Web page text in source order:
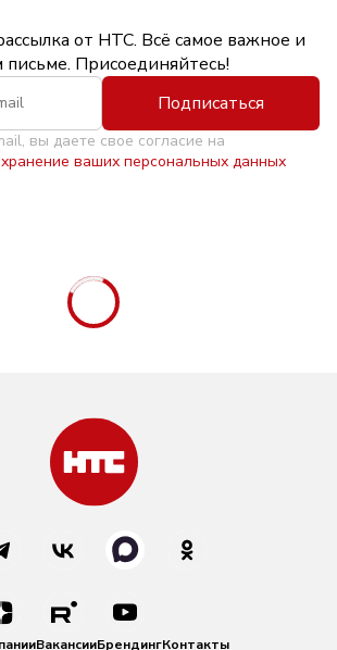
от НТС. Всё самое важное и
Присоединяйтесь!
Подписаться
вы даете свое согласие на
ваших персональных данных
ВакансииБрендингКонтакты